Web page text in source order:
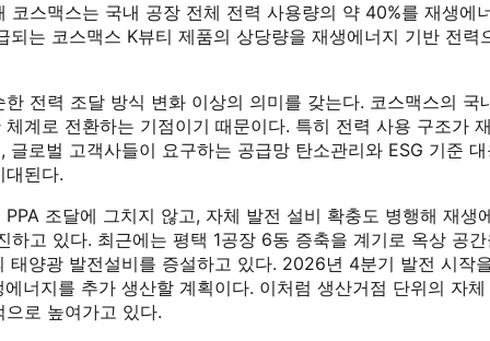
코스맥스는 국내 공장 전체 전력 사용량의 약 40%를 재생에
되는 코스맥스 K뷰티 제품의 상당량을 재생에너지 기반 전력
한 전력 조달 방식 변화 이상의 의미를 갖는다. 코스맥스의 국
계로 전환하는 기점이기 때문이다. 특히 전력 사용 구조가
글로벌 고객사들이 요구하는 공급망 탄소관리와 ESG 기준
대된다.
조달에 그치지 않고, 자체 발전 설비 확충도 병행해 재생
하고 있다. 최근에는 평택 1공장 6동 증축을 계기로 옥상 공
태양광 발전설비를 증설하고 있다. 2026년 4분기 발전 시작
너지를 추가 생산할 계획이다. 이처럼 생산거점 단위의 자
로 높여가고 있다.